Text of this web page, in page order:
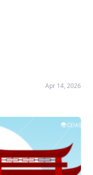
Apr 14, 2026